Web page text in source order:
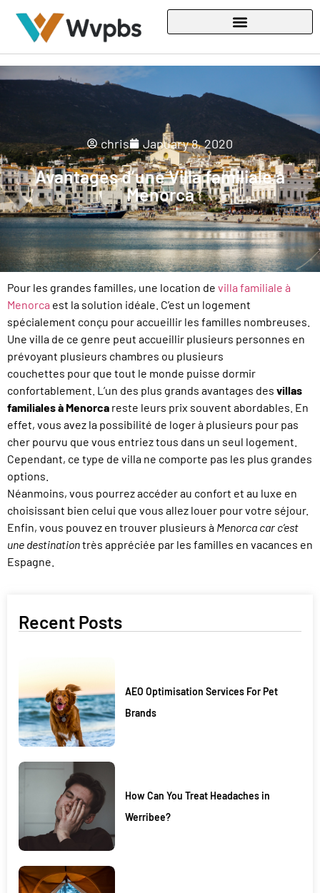
chris January 8, 2020
Avantages d’une Villa familiale à
Menorca
Pour les grandes familles, une location de villa familiale à
Menorca est la solution idéale. C’est un logement
spécialement conçu pour accueillir les familles nombreuses.
Une villa de ce genre peut accueillir plusieurs personnes en
prévoyant plusieurs chambres ou plusieurs
couchettes pour que tout le monde puisse dormir
confortablement. L’un des plus grands avantages des villas
familiales à Menorca reste leurs prix souvent abordables. En
effet, vous avez la possibilité de loger à plusieurs pour pas
cher pourvu que vous entriez tous dans un seul logement.
Cependant, ce type de villa ne comporte pas les plus grandes
options.
Néanmoins, vous pourrez accéder au confort et au luxe en
choisissant bien celui que vous allez louer pour votre séjour.
Enfin, vous pouvez en trouver plusieurs à Menorca car c’est
une destinationtrès appréciée par les familles en vacances en
Espagne.
Recent Posts
AEO Optimisation Services For Pet
Brands
How Can You Treat Headaches in
Werribee?